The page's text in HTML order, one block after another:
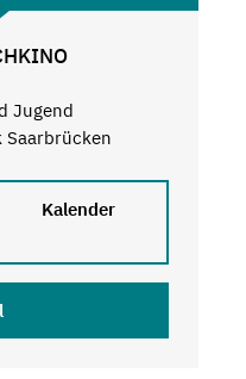
Jugend
Kalender